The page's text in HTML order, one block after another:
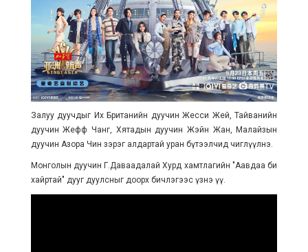
Залуу дуучдыг Их Британийн дуучин Жесси Жей, Тайванийн
дуучин Жефф Чанг, Хятадын дуучин Жэйн Жан, Малайзын
дуучин Азора Чин зэрэг алдартай уран бүтээлчид чиглүүлнэ.
Монголын дуучин Г.Даваадалай Хурд хамтлагийн "Аавдаа би
хайртай" дууг дуулсныг доорх бичлэгээс үзнэ үү.